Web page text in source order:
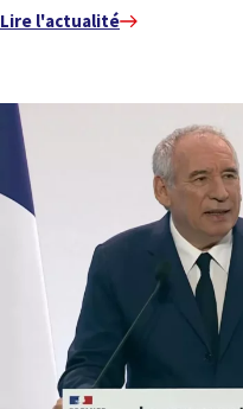
Lire l'actualité